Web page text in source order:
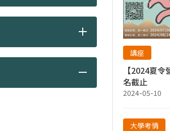
講座
【2024夏
名截止
2024-05-10
大學考情